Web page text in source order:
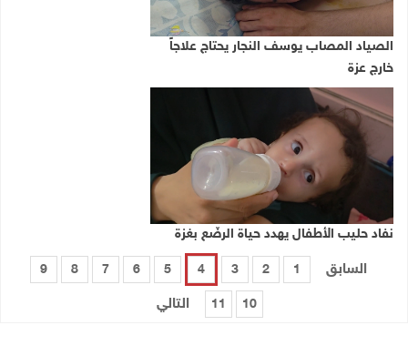
الصياد المصاب يوسف النجار يحتاج علاجاً
خارج عزة
نفاد حليب الأطفال يهدد حياة الرضّع بغزة
السابق 1
2
3
4
5
6
7
8
9
10
11 التالي